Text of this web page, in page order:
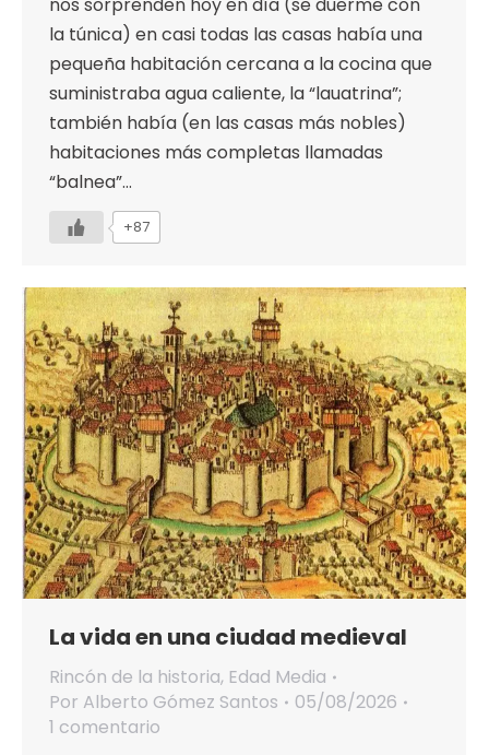
nos sorprenden hoy en día (se duerme con
la túnica) en casi todas las casas había una
pequeña habitación cercana a la cocina que
suministraba agua caliente, la “lauatrina”;
también había (en las casas más nobles)
habitaciones más completas llamadas
“balnea”…
+87
La vida en una ciudad medieval
Rincón de la historia, Edad Media
Por Alberto Gómez Santos
05/08/2026
1 comentario